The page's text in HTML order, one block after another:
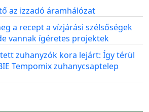
az izzadó áramhálózat
a recept a vízjárási szélsőségek
vannak ígéretes projektek
zuhanyzók kora lejárt: Így térül
Tempomix zuhanycsaptelep